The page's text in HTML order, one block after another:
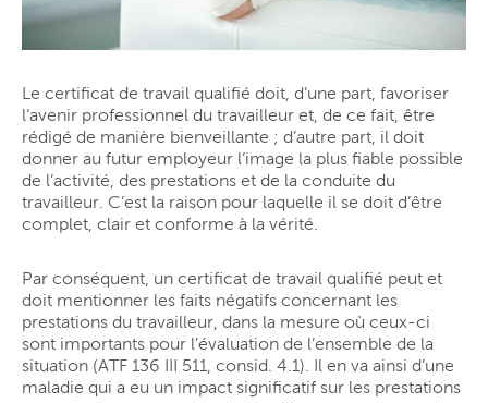
Le certificat de travail qualifié doit, d’une part, favoriser
l’avenir professionnel du travailleur et, de ce fait, être
rédigé de manière bienveillante ; d’autre part, il doit
donner au futur employeur l’image la plus fiable possible
de l’activité, des prestations et de la conduite du
travailleur. C’est la raison pour laquelle il se doit d’être
complet, clair et conforme à la vérité.
Par conséquent, un certificat de travail qualifié peut et
doit mentionner les faits négatifs concernant les
prestations du travailleur, dans la mesure où ceux-ci
sont importants pour l’évaluation de l’ensemble de la
situation (ATF 136 III 511, consid. 4.1). Il en va ainsi d’une
maladie qui a eu un impact significatif sur les prestations